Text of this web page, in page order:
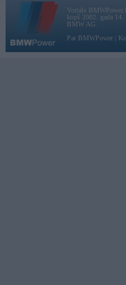
Vortāls
kopš 2002. gada
BMW AG.
Par BMWPower